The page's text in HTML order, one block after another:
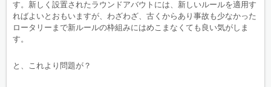
す。新しく設置されたラウンドアバウトには、新しいルールを適用す
ればよいとおもいますが、わざわざ、古くからあり事故も少なかった
ロータリーまで新ルールの枠組みにはめこまなくても良い気がしま
す。
と、これより問題が？